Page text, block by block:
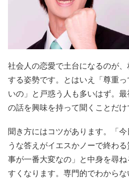
社会人の恋愛で土台になるのが
する姿勢です。とはいえ「尊重
いの」と戸惑う人も多いはず。
の話を興味を持って聞くことだけ
聞き方にはコツがあります。「
うな答えがイエスかノーで終わ
事が一番大変なの」と中身を尋
すくなります。専門的でわから